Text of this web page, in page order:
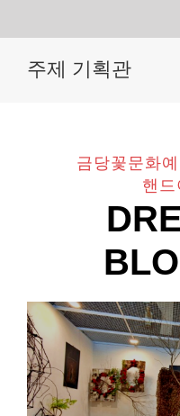
주제 기획관
금당꽃문화
핸